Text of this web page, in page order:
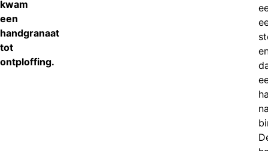
kwam
een
handgranaat
tot
ontploffing.